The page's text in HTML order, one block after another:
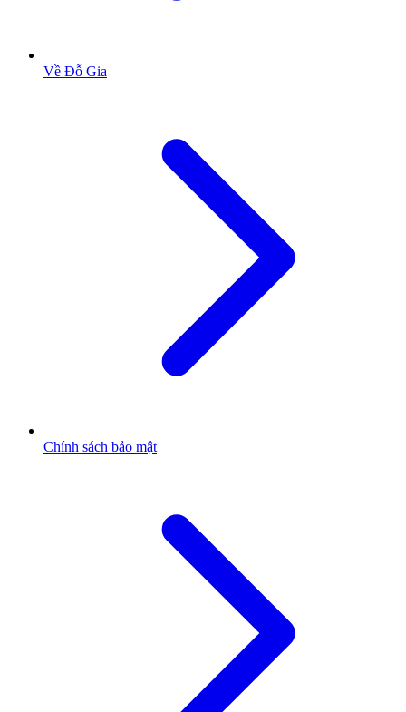
Về Đỗ Gia
Chính sách bảo mật